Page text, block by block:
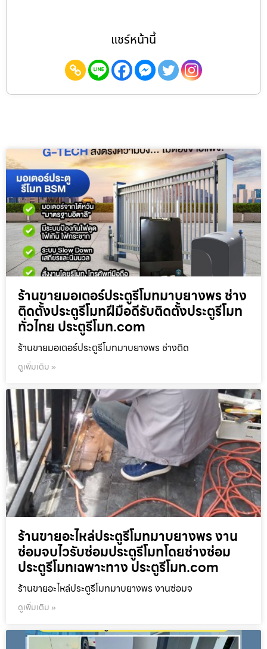
แชร์หน้านี้
ร้านขายมอเตอร์ประตูรีโมทมาบยางพร ช่าง
ติดตั้งประตูรีโมทฝีมือดีรับติดตั้งประตูรีโมท
ทั่วไทย ประตูรีโมท.com
ร้านขายมอเตอร์ประตูรีโมทมาบยางพร ช่างติด
ดูเพิ่มเติม »
ร้านขายอะไหล่ประตูรีโมทมาบยางพร งาน
ซ่อมจบไวรับซ่อมประตูรีโมทโดยช่างซ่อม
ประตูรีโมทเฉพาะทาง ประตูรีโมท.com
ร้านขายอะไหล่ประตูรีโมทมาบยางพร งานซ่อมจ
ดูเพิ่มเติม »